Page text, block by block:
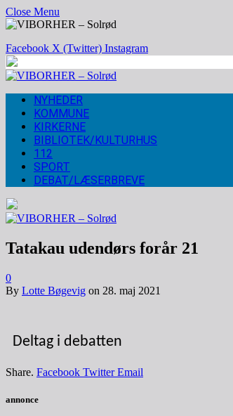
Close Menu
Facebook X (Twitter) Instagram
NYHEDER
KOMMUNE
KIRKERNE
BIBLIOTEK/KULTURHUS
112
SPORT
DEBAT/LÆSERBREVE
Tatakau udendørs forår 21
0
By Lotte Bøgevig on 28. maj 2021
Deltag i debatten
Share. Facebook Twitter Email
annonce